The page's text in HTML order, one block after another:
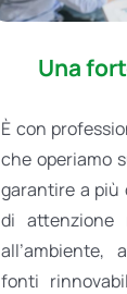
Una
È con
che operiamo
garantire a
di attenzione
all’ambiente,
fonti